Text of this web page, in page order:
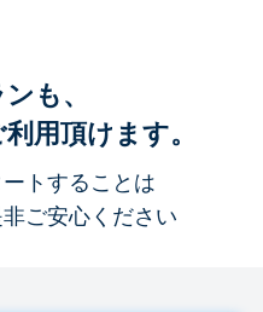
も、
用頂けます。
トすることは
ご安心ください